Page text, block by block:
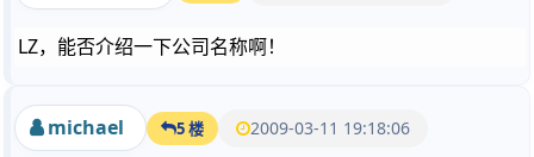
LZ，能否介绍一下公司名称啊！
michael 5 楼 2009-03-11 19:18:06